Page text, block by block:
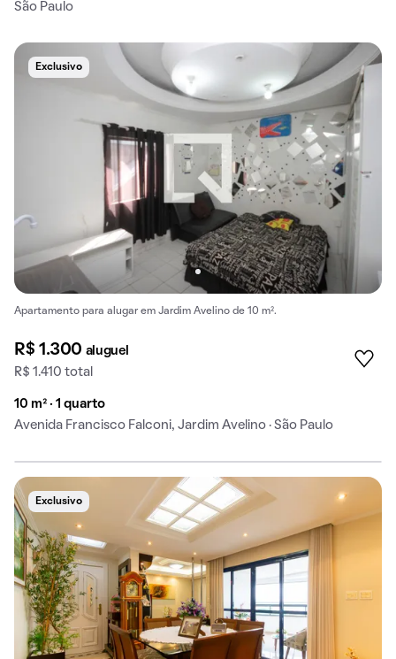
São Paulo
Exclusivo
Apartamento para alugar em Jardim Avelino de 10 m².
R$ 1.300 aluguel
R$ 1.410 total
10 m² · 1 quarto
Avenida Francisco Falconi, Jardim Avelino · São Paulo
Exclusivo